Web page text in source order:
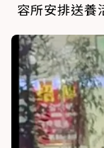
容所安排送養